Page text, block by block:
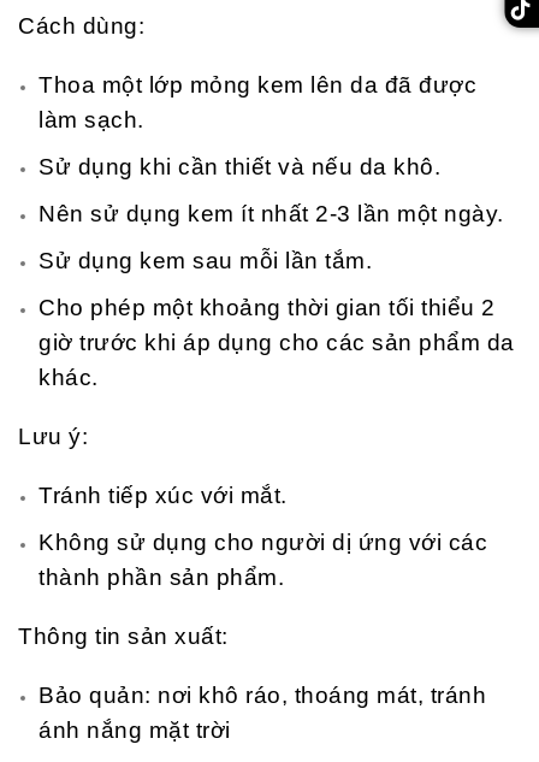
Cách dùng:
Thoa một lớp mỏng kem lên da đã được
làm sạch.
Sử dụng khi cần thiết và nếu da khô.
Nên sử dụng kem ít nhất 2-3 lần một ngày.
Sử dụng kem sau mỗi lần tắm.
Cho phép một khoảng thời gian tối thiểu 2
giờ trước khi áp dụng cho các sản phẩm da
khác.
Lưu ý:
Tránh tiếp xúc với mắt.
Không sử dụng cho người dị ứng với các
thành phần sản phẩm.
Thông tin sản xuất:
Bảo quản: nơi khô ráo, thoáng mát, tránh
ánh nắng mặt trời